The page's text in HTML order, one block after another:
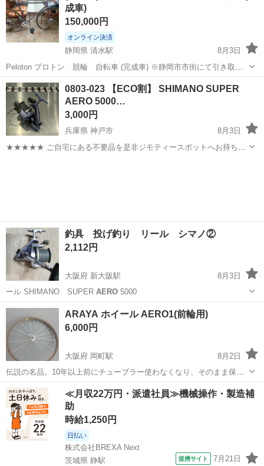
トへお...
成車)
150,000円
オンライン決済
静岡県 清水駅
8月3日
Peloton プロトン 競輪 自転車 (完成車) ※静岡市市街にて引き取り
限定。 ご乗車いただきご納得の上で、当日現金でのお支払いお願い致
します。 シートチューブ（縦）510mm トップチューブ（横) 525mm
静岡 静岡市 自転車 プロトン
0803-023 【ECO割】 SHIMANO SUPER
AERO 5000…
3,000円
兵庫県 神戸市
8月3日
★★★★★ ご自宅にある不要品を是非ジモティースポットへお持ち込
釣具 投げ釣り リール シマノ②
2,112円
大阪府 新大阪駅
8月3日
ール SHIMANO SUPER AERO5000
大阪 大阪市 投げ釣り
ARAYA ホイール AERO1(前輪用)
6,000円
大阪府 岡町駅
8月2日
伝説の名品。10年以上前にチューブラー使わなくなり、そのまま保
管。ほぼ決戦用にしか使っていません。DURA ACE 14穴。
大阪 豊中市 岡町駅 その他 AERO
≪月収22万円・派遣社員≫機械操作・製造補
助
時給1,250円
日払い
株式会社BREXA Next
茨城県 静駅
提携サイト 7月21日